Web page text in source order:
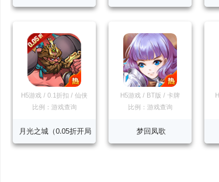
H5游戏 / 0.1折扣 / 仙侠
比例：游戏查询
月光之城（0.05折开局
H5游戏 / BT版 / 卡牌
比例：游戏查询
梦回凤歌